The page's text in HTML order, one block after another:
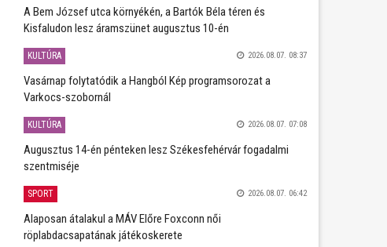
A Bem József utca környékén, a Bartók Béla téren és
Kisfaludon lesz áramszünet augusztus 10-én
KULTÚRA 2026.08.07. 08:37
Vasárnap folytatódik a Hangból Kép programsorozat a
Varkocs-szobornál
KULTÚRA 2026.08.07. 07:08
Augusztus 14-én pénteken lesz Székesfehérvár fogadalmi
szentmiséje
SPORT 2026.08.07. 06:42
Alaposan átalakul a MÁV Előre Foxconn női
röplabdacsapatának játékoskerete